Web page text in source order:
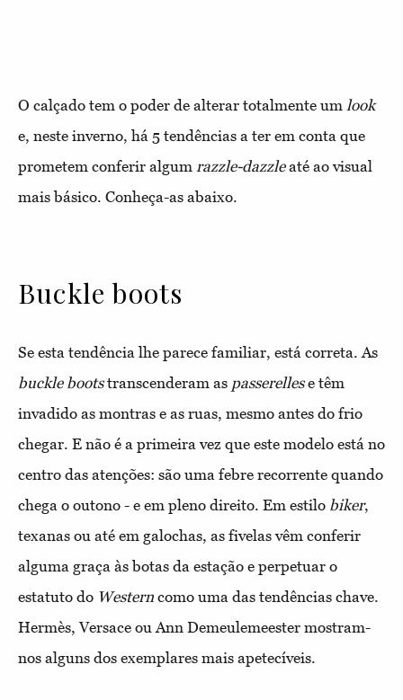
O calçado tem o poder de alterar totalmente um look
e, neste inverno, há 5 tendências a ter em conta que
prometem conferir algum razzle-dazzleaté ao visual
mais básico. Conheça-as abaixo.
Buckle boots
Se esta tendência lhe parece familiar, está correta. As
buckle bootstranscenderam as passerellese têm
invadido as montras e as ruas, mesmo antes do frio
chegar. E não é a primeira vez que este modelo está no
centro das atenções: são uma febre recorrente quando
chega o outono - e em pleno direito. Em estilo biker,
texanas ou até em galochas, as fivelas vêm conferir
alguma graça às botas da estação e perpetuar o
estatuto do Western como uma das tendências chave.
Hermès, Versace ou Ann Demeulemeester mostram-
nos alguns dos exemplares mais apetecíveis.